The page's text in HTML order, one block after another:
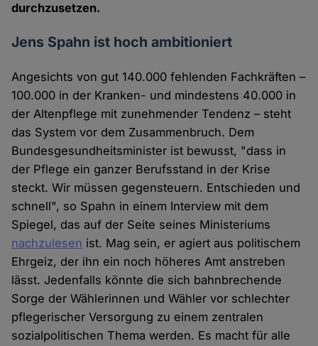
durchzusetzen.
Jens Spahn ist hoch ambitioniert
Angesichts von gut 140.000 fehlenden Fachkräften –
100.000 in der Kranken- und mindestens 40.000 in
der Altenpflege mit zunehmender Tendenz – steht
das System vor dem Zusammenbruch. Dem
Bundesgesundheitsminister ist bewusst, "dass in
der Pflege ein ganzer Berufsstand in der Krise
steckt. Wir müssen gegensteuern. Entschieden und
schnell", so Spahn in einem Interview mit dem
Spiegel, das auf der Seite seines Ministeriums
nachzulesen ist. Mag sein, er agiert aus politischem
Ehrgeiz, der ihn ein noch höheres Amt anstreben
lässt. Jedenfalls könnte die sich bahnbrechende
Sorge der Wählerinnen und Wähler vor schlechter
pflegerischer Versorgung zu einem zentralen
sozialpolitischen Thema werden. Es macht für alle